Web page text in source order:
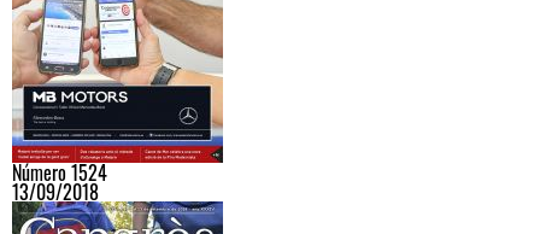
Número 1524
13/09/2018